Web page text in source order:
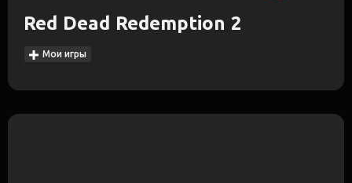
Red Dead Redemption 2
Мои игры